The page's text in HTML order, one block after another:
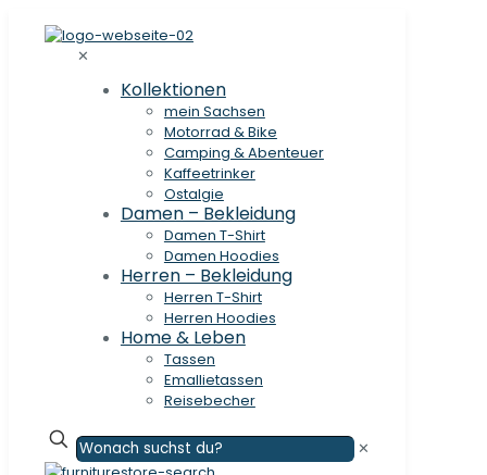
✕
Kollektionen
mein Sachsen
Motorrad & Bike
Camping & Abenteuer
Kaffeetrinker
Ostalgie
Damen – Bekleidung
Damen T-Shirt
Damen Hoodies
Herren – Bekleidung
Herren T-Shirt
Herren Hoodies
Home & Leben
Tassen
Emallietassen
Reisebecher
✕